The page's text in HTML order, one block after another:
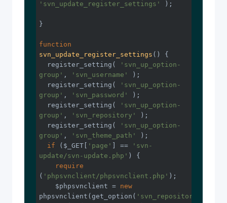
'svn_update_register_settings'
);
}
function
svn_update_register_settings ()
{
  register_setting(
'svn_up_option-
group' , 'svn_username'
);
  register_setting(
'svn_up_option-
group' , 'svn_password'
);
  register_setting(
'svn_up_option-
group' , 'svn_repository'
);
  register_setting(
'svn_up_option-
group' , 'svn_theme_path'
);
if ($_GET[ 'page' ] ==
'svn-
update/svn-update.php' ) {
require
( 'phpsvnclient/phpsvnclient.php' );
    $phpsvnclient =
new
phpsvnclient(get_option( 'svn_repository'